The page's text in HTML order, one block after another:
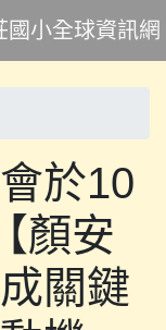
國小全球資訊網
於10
顏安
關鍵